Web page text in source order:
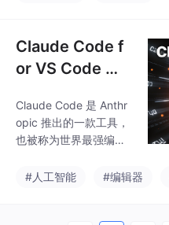
Claude Code f
or VS Code 使
Claude Code 是 Anthr
opic 推出的一款工具，
也被称为世界最强编程
ode 的 VS Code 扩展
#人工智能 #编辑器